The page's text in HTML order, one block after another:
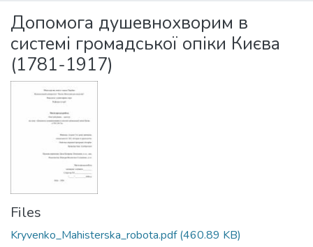
Statistics
Допомога душевнохворим в
системі громадської опіки Києва
(1781-1917)
Files
Kryvenko_Mahisterska_robota.pdf(460.89 KB)